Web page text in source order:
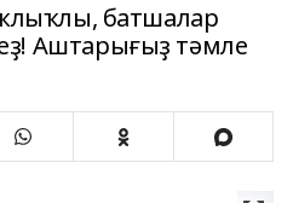
батшалар
Аштарығыҙ тәмле